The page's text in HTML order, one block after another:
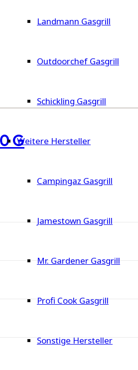
Landmann Gasgrill
Outdoorchef Gasgrill
Schickling Gasgrill
Weitere Hersteller
Campingaz Gasgrill
Jamestown Gasgrill
Mr. Gardener Gasgrill
Profi Cook Gasgrill
Sonstige Hersteller
G